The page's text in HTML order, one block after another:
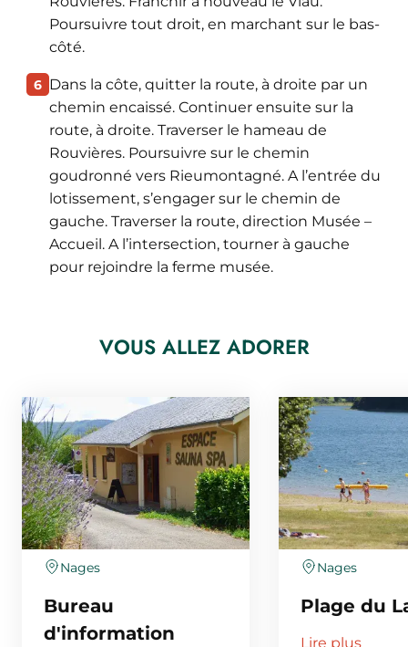
Poursuivre tout droit, en marchant sur le bas-
côté.
6 Dans la côte, quitter la route, à droite par un
chemin encaissé. Continuer ensuite sur la
route, à droite. Traverser le hameau de
Rouvières. Poursuivre sur le chemin
goudronné vers Rieumontagné. A l’entrée du
lotissement, s’engager sur le chemin de
gauche. Traverser la route, direction Musée –
Accueil. A l’intersection, tourner à gauche
pour rejoindre la ferme musée.
VOUS ALLEZ ADORER
Nages
Bureau
d'information
Nages
Plage du
Lire plus